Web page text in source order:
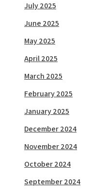
July 2025
June 2025
May 2025
April 2025
March 2025
February 2025
January 2025
December 2024
November 2024
October 2024
September 2024